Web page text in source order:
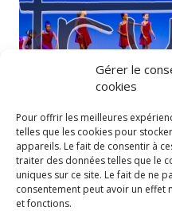
Gérer le
cookies
Pour offrir les meilleures
telles que les cookies pour
appareils. Le fait de consentir à
traiter des données telles que le
uniques sur ce site. Le fait de ne
consentement peut avoir un effet
et fonctions.